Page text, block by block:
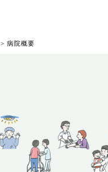
>病院概要